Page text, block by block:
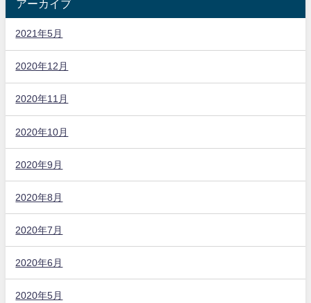
アーカイブ
2021年5月
2020年12月
2020年11月
2020年10月
2020年9月
2020年8月
2020年7月
2020年6月
2020年5月